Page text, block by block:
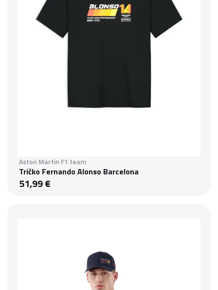
Aston Martin F1 team
Tričko Fernando Alonso Barcelona
51,99 €